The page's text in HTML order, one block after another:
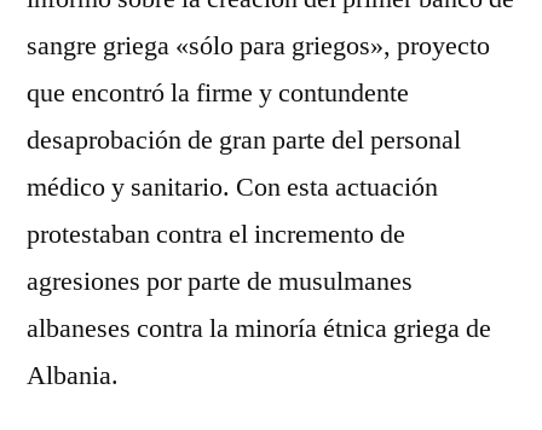
sangre griega «sólo para griegos», proyecto
que encontró la firme y contundente
desaprobación de gran parte del personal
médico y sanitario. Con esta actuación
protestaban contra el incremento de
agresiones por parte de musulmanes
albaneses contra la minoría étnica griega de
Albania.